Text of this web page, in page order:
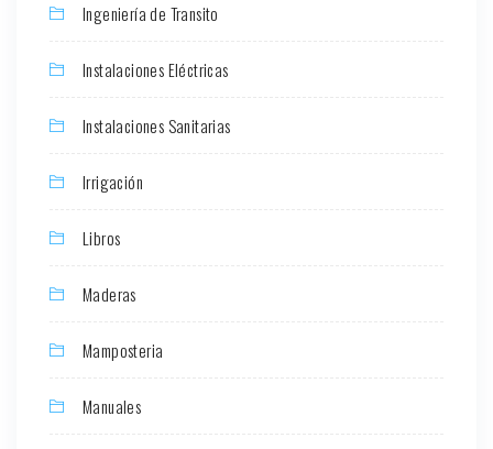
Ingeniería de Transito
Instalaciones Eléctricas
Instalaciones Sanitarias
Irrigación
Libros
Maderas
Mamposteria
Manuales